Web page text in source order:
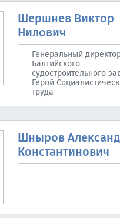
Шершнев Виктор
Нилович
Генеральный
Балтийского
судостроительного
Герой
труда
Шныров
Константинович